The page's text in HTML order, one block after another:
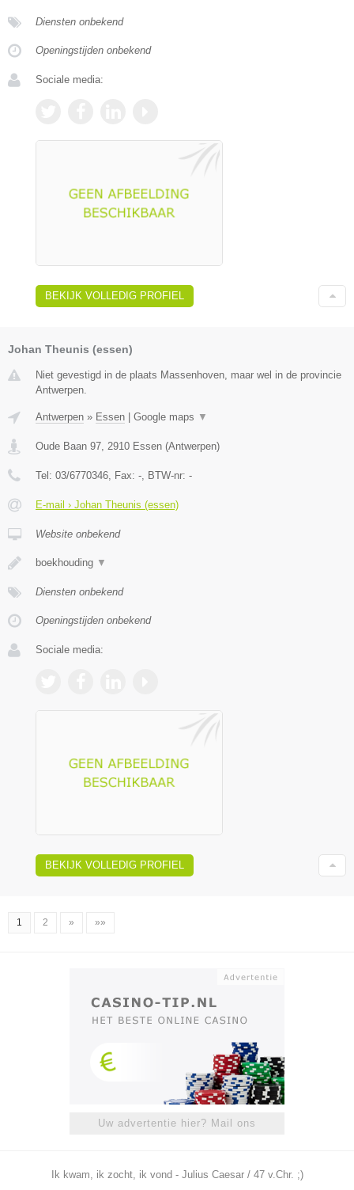
Diensten onbekend
Openingstijden onbekend
Sociale media:
BEKIJK VOLLEDIG PROFIEL
Johan Theunis (essen)
Niet gevestigd in de plaats Massenhoven, maar wel in de provincie
Antwerpen.
Antwerpen » Essen | Google maps ▼
Oude Baan 97 2910 Essen (Antwerpen)
Tel: 03/6770346 , Fax: - , BTW-nr: -
E-mail › Johan Theunis (essen)
Website onbekend
boekhouding ▼
Diensten onbekend
Openingstijden onbekend
Sociale media:
BEKIJK VOLLEDIG PROFIEL
1 2 » »»
Uw advertentie hier? Mail ons
Ik kwam, ik zocht, ik vond - Julius Caesar / 47 v.Chr. ;)